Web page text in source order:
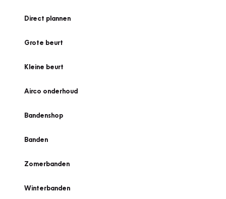
Direct plannen
Grote beurt
Kleine beurt
Airco onderhoud
Bandenshop
Banden
Zomerbanden
Winterbanden